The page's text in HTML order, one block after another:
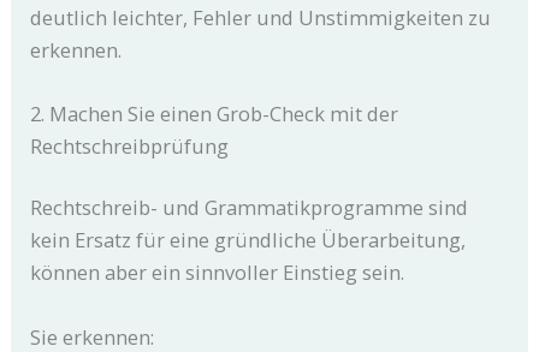
deutlich leichter, Fehler und Unstimmigkeiten zu
erkennen.
2. Machen Sie einen Grob-Check mit der
Rechtschreibprüfung
Rechtschreib- und Grammatikprogramme sind
kein Ersatz für eine gründliche Überarbeitung,
können aber ein sinnvoller Einstieg sein.
Sie erkennen: